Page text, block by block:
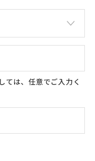
ては、任意でご入力く
20 21
22
27 28
29